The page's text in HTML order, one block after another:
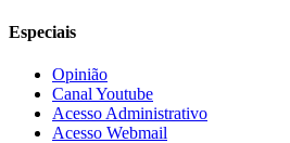
Especiais
Opinião
Canal Youtube
Acesso Administrativo
Acesso Webmail